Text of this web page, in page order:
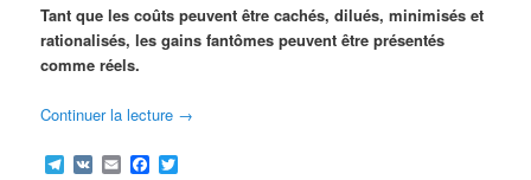
Tant que les coûts peuvent être cachés, dilués, minimisés et
rationalisés, les gains fantômes peuvent être présentés
comme réels.
Continuer la lecture →
Telegram
VK EmailFacebook